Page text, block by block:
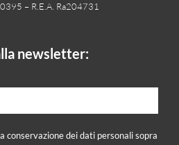
– R.E.A. Ra204731
newsletter:
conservazione dei dati personali sopra